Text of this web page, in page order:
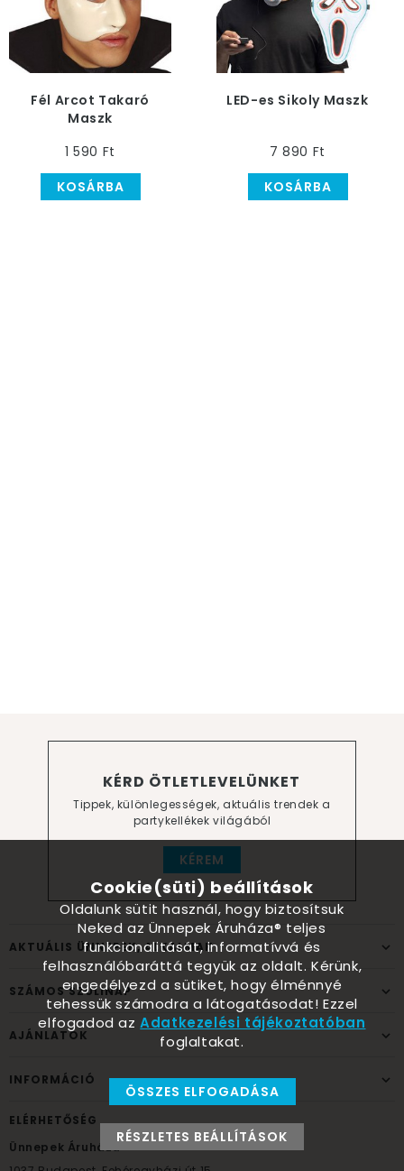
Fél Arcot Takaró
Maszk
1 590 Ft
KOSÁRBA
LED-es Sikoly Maszk
7 890 Ft
KOSÁRBA
KÉRD ÖTLETLEVELÜNKET
Tippek, különlegességek, aktuális trendek a
partykellékek világából
KÉREM
AKTUÁLIS ÜNNEPEK, ALKALMAK
SZÁMOS SZÜLINAP
AJÁNLATOK
INFORMÁCIÓ
ELÉRHETŐSÉG
Ünnepek Áruháza
Cookie(süti) beállítások
Oldalunk sütit használ, hogy biztosítsuk
Neked az Ünnepek Áruháza® teljes
funkcionalitását, informatívvá és
felhasználóbaráttá tegyük az oldalt. Kérünk,
engedélyezd a sütiket, hogy élménnyé
tehessük számodra a látogatásodat! Ezzel
elfogadod azAdatkezelési tájékoztatóban
foglaltakat.
ÖSSZES ELFOGADÁSA
RÉSZLETES BEÁLLÍTÁSOK